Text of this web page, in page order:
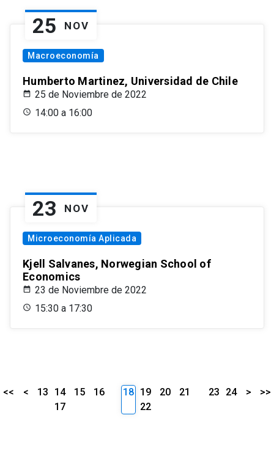
25 NOV
Macroeconomía
Humberto Martinez, Universidad de Chile
25 de Noviembre de 2022
14:00 a 16:00
23 NOV
Microeconomía Aplicada
Kjell Salvanes, Norwegian School of
Economics
23 de Noviembre de 2022
15:30 a 17:30
<< < 13 14 15
16
17
18 19 20
21
22
23 24 > >>